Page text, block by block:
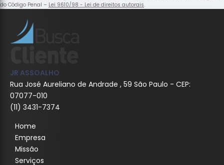
do Código Penal – Lei 9610/98 - Lei de direitos autorais.
JR ASSOALHO
Rua José Aureliano de Andrade , 59 São Paulo - CEP:
07077-010
(11) 3431-7374
Home
Empresa
Missão
Serviços